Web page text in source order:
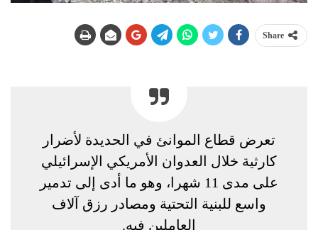
Share
تعرض قطاع الموانئ في الحديدة لأضرار
كارثية خلال العدوان الأمريكي الإسرائيلي
على مدى 11 شهرا، وهو ما أدى إلى تدمير
واسع للبنية التحتية ومصادر رزق آلاف
العاملين فيه.